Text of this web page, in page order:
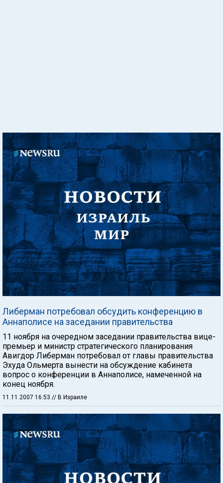
Либерман потребовал обсудить конференцию в
Аннаполисе на заседании правительства
11 ноября на очередном заседании правительства вице-
премьер и министр стратегического планирования
Авигдор Либерман потребовал от главы правительства
Эхуда Ольмерта вынести на обсуждение кабинета
вопрос о конференции в Аннаполисе, намеченной на
конец ноября.
11.11.2007 16:53 // В Израиле